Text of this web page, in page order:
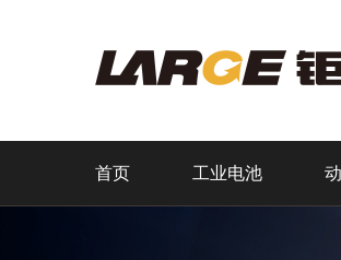
首页 工业电池